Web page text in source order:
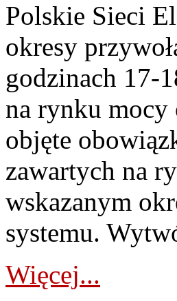
Polskie Sieci
okresy
godzinach 17-
na rynku mocy
objęte
zawartych na
wskazanym
systemu.
Więcej...